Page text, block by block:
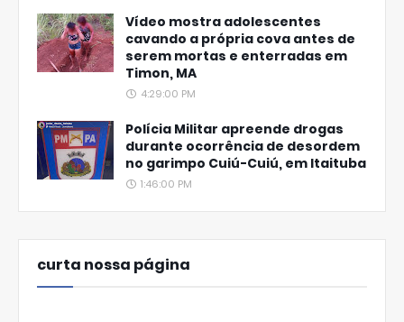
Vídeo mostra adolescentes
cavando a própria cova antes de
serem mortas e enterradas em
Timon, MA
4:29:00 PM
Polícia Militar apreende drogas
durante ocorrência de desordem
no garimpo Cuiú-Cuiú, em Itaituba
1:46:00 PM
curta nossa página